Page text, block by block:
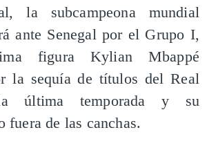
la subcampeona mundial
ante Senegal por el Grupo I,
figura Kylian Mbappé
la sequía de títulos del Real
última temporada y su
fuera de las canchas.